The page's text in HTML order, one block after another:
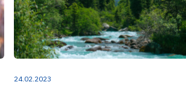
24.02.2023